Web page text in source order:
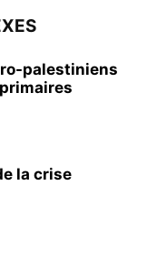
palestiniens
la crise